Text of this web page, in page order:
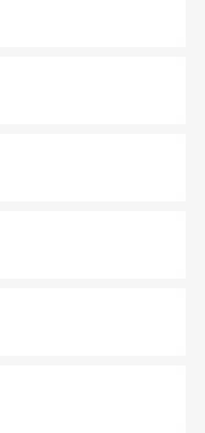
める外せないスポット